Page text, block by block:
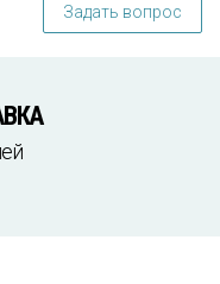
Задать вопрос